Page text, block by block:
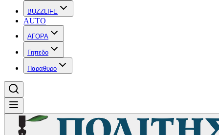
BUZZLIFE
AUTO
ΑΓΟΡΑ
Γηπεδο
Παραθυρο